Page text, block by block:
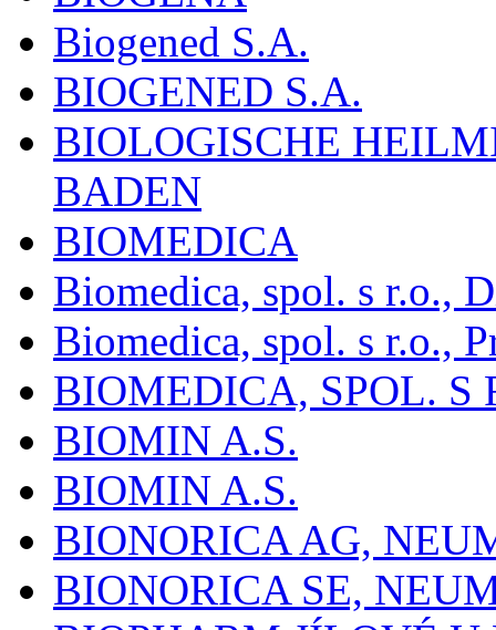
Biogened S.A.
BIOGENED S.A.
BIOLOGISCHE
BADEN
BIOMEDICA
Biomedica, spol. s r.o.,
Biomedica, spol. s r.o.,
BIOMEDICA, SPOL. S
BIOMIN A.S.
BIOMIN A.S.
BIONORICA AG,
BIONORICA SE,